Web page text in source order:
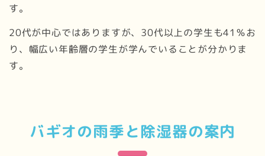
す。
20代が中心ではありますが、30代以上の学生も41％お
り、幅広い年齢層の学生が学んでいることが分かりま
す。
バギオの雨季と除湿器の案内